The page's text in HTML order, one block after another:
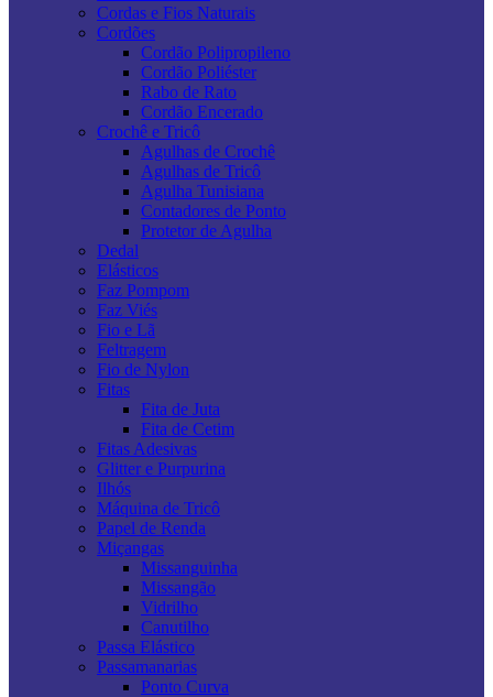
Cordas e Fios Naturais
Cordões
Cordão Polipropileno
Cordão Poliéster
Rabo de Rato
Cordão Encerado
Crochê e Tricô
Agulhas de Crochê
Agulhas de Tricô
Agulha Tunisiana
Contadores de Ponto
Protetor de Agulha
Dedal
Elásticos
Faz Pompom
Faz Viés
Fio e Lã
Feltragem
Fio de Nylon
Fitas
Fita de Juta
Fita de Cetim
Fitas Adesivas
Glitter e Purpurina
Ilhós
Máquina de Tricô
Papel de Renda
Miçangas
Missanguinha
Missangão
Vidrilho
Canutilho
Passa Elástico
Passamanarias
Ponto Curva